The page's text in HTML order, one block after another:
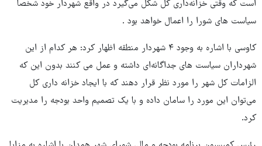
است که وقتی خزانه‌داری کل شکل می‌گیرد در واقع شهردار خود شخصاً
سیاست های شورا را اعمال خواهد بود .
کاوسی با اشاره به وجود ۴ شهردار منطقه اظهار کرد: هر کدام از این
شهرداران سیاست های جداگانه‌ای داشته و عمل می کنند بدون این که
الزامات کل شهر را مورد نظر قرار دهند که با ایجاد خزانه داری کل
می‌توان این مورد را سامان داده و با یک تصمیم واحد بودجه را مدیریت
کرد.